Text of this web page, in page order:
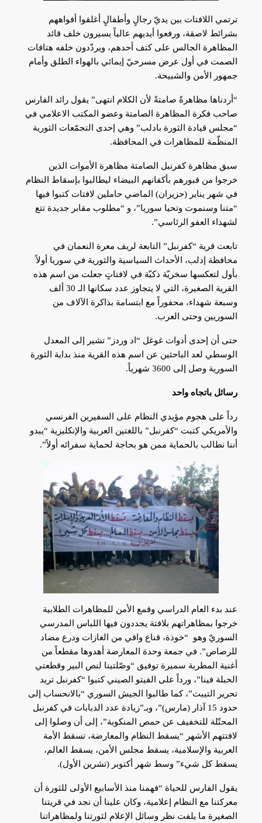
ترتمي اللافتات بين يديّ رجالٍ وأطفالٍ أغلقوا أفواههم
بشرائط لاصقة، ورفعوا أيديهم عالياً يسيرون خلف قائد
المظاهرة الجالس على كتف أحدهم، ويردّدون خلفه هتافات
الصمت في أول عرض مسرحيّ إيمائي بالهواء الطلق وأمام
جمهور الأمن والشبيحة.
“أردناها مظاهرةً صامتةً لأن الكلام انتهى” يقول رائد الفارس
صاحب فكرة المظاهرة الصامتة وعضو المكتب الاعلامي في
“مجلس قيادة الثورة بادلب” وهي إحدى التجمّعات الثورية
المنظّمة للمظاهرات في المحافظة.
سبق مظاهرة كفرنبل الصامتة مظاهرة الأموات الذين
خرجوا من قبورهم بأكفانهم البيضاء ليطالبوا بإسقاط النظام
في شهر يناير (حزيران) الماضي حاملين لافتات كتبوا فيها
“متنا وسنموت وتحيا سوريا”، و “مطلوب مقابر جديدة تتع
لشهداء العفو الرئاسي”.
تابعت قرية “كفرنبل” التابعة لريف معرة النعمان في
محافظة إدلب، الأحداث السياسية والثورية في سوريا أولاً
بأول لتعكسها سخريّة ذكيّة في لافتاتٍ جعلت من اسم هذه
القرية الصغيرة، التي لا يتجاوز عدد سكانها الـ 30 ألف
وسبعة شهداء، محفوراً مع ابتسامة بذاكرة الآلاف من
السوريين وحتى العرب.
حتى أن إحدى أدوات غوغل “اد وردز” تشير إلى المعدل
الوسطي لعد الباحثين عن اسم هذه القرية منذ بداية الثورة
السورية وصل إلى 3600 شهرياً.
رسائل باتجاه واحد
رداً على هجوم مؤيدي النظام على السفيرين الفرنسي
والأمريكي كتبت “كفرنبل” باللغتين العربية والإنكليزية “يبدو
أننا نطالب بالحماية ممن هو بحاجة لحماية سفرائه أولاً”.
عند بدء العام الدراسي وقمع الأمن للمظاهرات الطلابية
خرجوا بمظاهراتهم بلافتة يحددون فيها اللباس المدرسي
السوريّ وهو “خوذة، قناع واقي من الغازات ودرع مضاد
للرصاص”. في جمعة وحدة المعارضة أهدوها مقطعاً من
أغنية المطربة سميرة توفيق “وصّلتينا لنص البير وقطعتي
الحبلة فينا”، ورداً على الفيتو الصيني كتبوا “كفرنبل تريد
تحرير التيبت”، كما طالبوا الجيش السوري “بالانحساب إلى
حدود 15 آذار (مارس)”، وبـ”زيادة عدد الدبابات في كفرنبل
المحتّلة للتخفيف عن حمص المنكوبة”، إلى أن وصلوا إلى
لافتتهم الأشهر “يسقط النظام والمعارضة، تسقط الأمة
العربية والإسلامية، يسقط مجلس الأمن، يسقط العالم،
يسقط كل شيء” وسط شهر أكتوبر (تشرين الأول).
يقول الفارس للحياة “فهمنا منذ الأسابيع الأولى للثورة أن
معركتنا مع النظام إعلامية، وكان علينا أن نجد في قريتنا
الصغيرة ما يلفت نظر وسائل الإعلام لثورتنا ولمظاهراتنا